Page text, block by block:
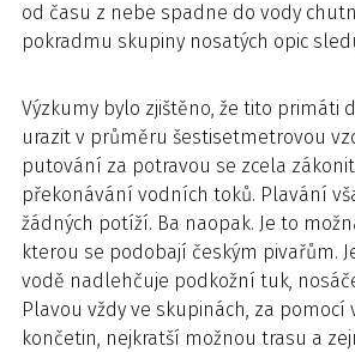
od času z nebe spadne do vody
pokradmu skupiny nosatých opic
Výzkumy bylo zjištěno, že tito primáti
urazit v průměru šestisetmetrovou
putování za potravou se zcela
překonávání vodních toků. Plavání
žádných potíží. Ba naopak. Je to
kterou se podobají českým pivařům.
vodě nadlehčuje podkožní tuk,
Plavou vždy ve skupinách, za pomocí
končetin, nejkratší možnou trasu a